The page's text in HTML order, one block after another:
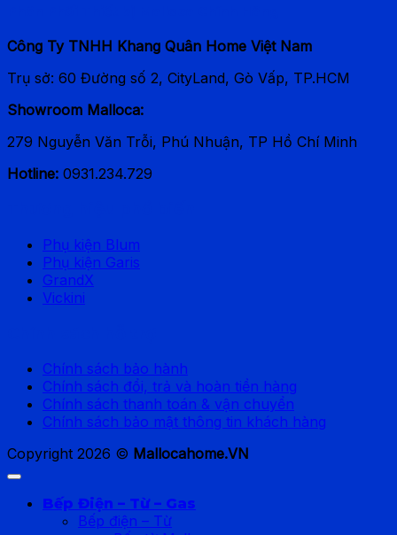
Công Ty TNHH Khang Quân Home Việt Nam
Trụ sở: 60 Đường số 2, CityLand, Gò Vấp, TP.HCM
Showroom Malloca:
279 Nguyễn Văn Trỗi, Phú Nhuận, TP Hồ Chí Minh
Hotline: 0931.234.729
Phụ kiện Blum
Phụ kiện Garis
GrandX
Vickini
Chính sách bảo hành
Chính sách đổi, trả và hoàn tiền hàng
Chính sách thanh toán & vận chuyển
Chính sách bảo mật thông tin khách hàng
Copyright 2026 © Mallocahome.VN
Bếp Điện – Từ – Gas
Bếp điện – Từ